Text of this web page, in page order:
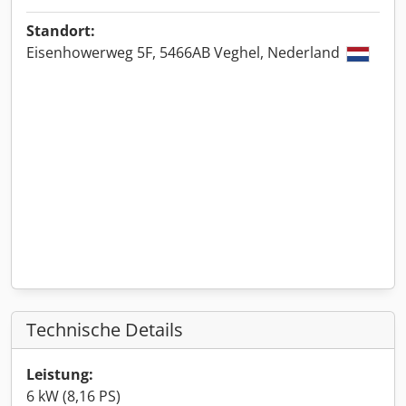
Standort:
Eisenhowerweg 5F, 5466AB Veghel, Nederland
Technische Details
Leistung:
6 kW (8,16 PS)